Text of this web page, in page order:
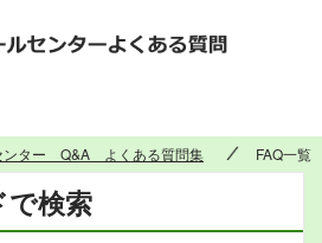
ンター Q&A よくある質問集 FAQ一覧
で検索